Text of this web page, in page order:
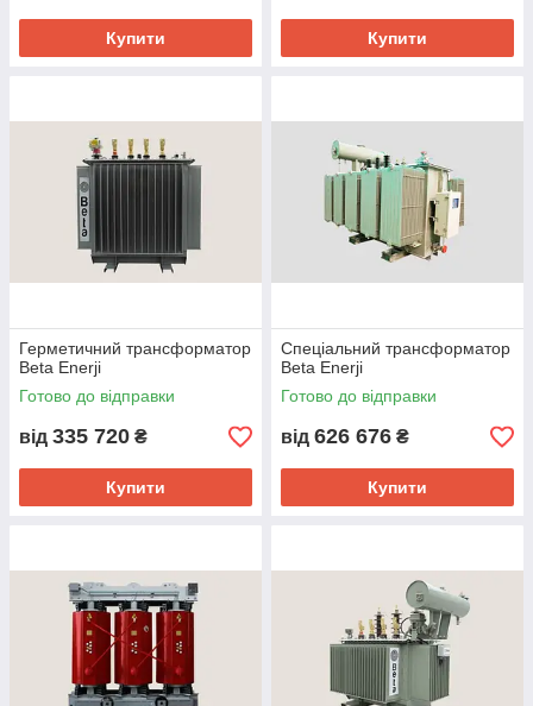
Купити Купити
Герметичний трансформатор
Beta Enerji
Готово до відправки
від 335 720 ₴
Купити
Спеціальний трансформатор
Beta Enerji
Готово до відправки
від 626 676 ₴
Купити